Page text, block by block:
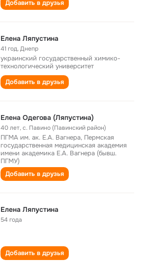
Добавить в друзья
Елена Ляпустина
41 год,Днепр
украинский государственный химико-
технологический университет
Добавить в друзья
Елена Одегова (Ляпустина)
40 лет,с. Павино (Павинский район)
ПГМА им. ак. Е.А. Вагнера, Пермская
государственная медицинская академия
имени академика Е.А. Вагнера (бывш.
ПГМУ)
Добавить в друзья
Елена Ляпустина
54 года
Добавить в друзья